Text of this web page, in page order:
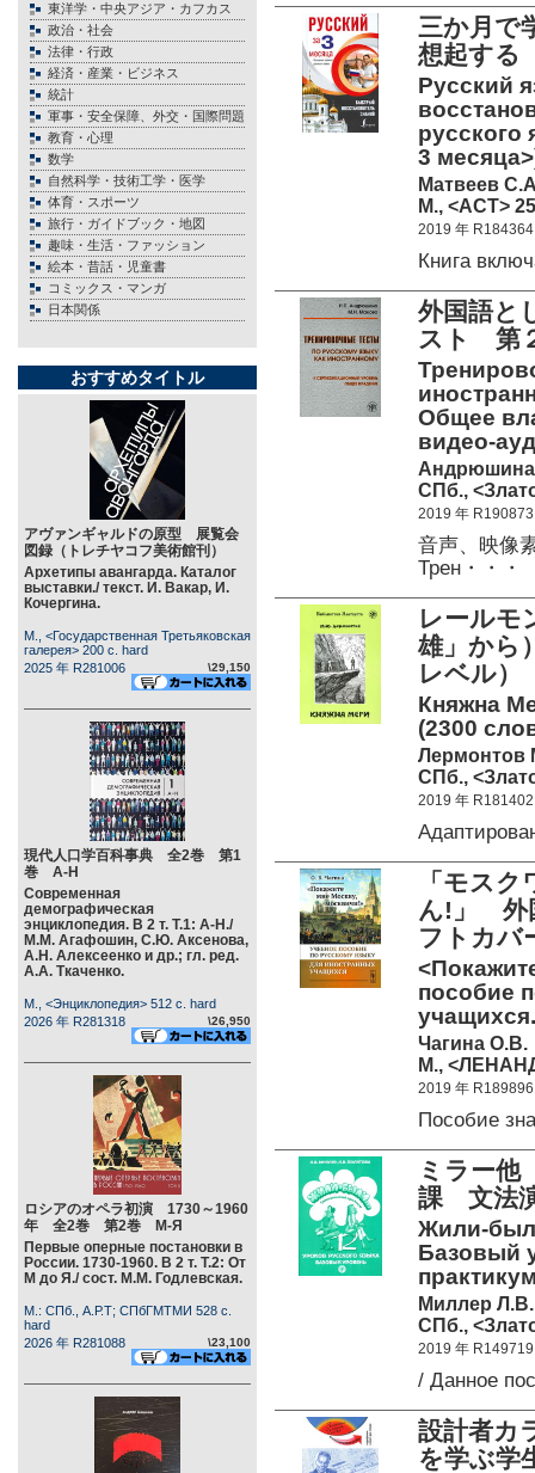
東洋学・中央アジア・カフカス
政治・社会
法律・行政
経済・産業・ビジネス
統計
軍事・安全保障、外交・国際問題
教育・心理
数学
自然科学・技術工学・医学
体育・スポーツ
旅行・ガイドブック・地図
趣味・生活・ファッション
絵本・昔話・児童書
コミックス・マンガ
日本関係
おすすめタイトル
アヴァンギャルドの原型 展覧会
図録（トレチヤコフ美術館刊）
Архетипы авангарда. Каталог
выставки./ текст. И. Вакар, И.
Кочергина.
М., <Государственная Третьяковская
галерея> 200 c. hard
2025 年 R281006
\29,150
現代人口学百科事典 全2巻 第1
巻 А-Н
Современная
демографическая
энциклопедия. В 2 т. Т.1: А-Н./
М.М. Агафошин, С.Ю. Аксенова,
А.Н. Алексеенко и др.; гл. ред.
А.А. Ткаченко.
М., <Энциклопедия> 512 c. hard
2026 年 R281318
\26,950
ロシアのオペラ初演 1730～1960
年 全2巻 第2巻 М-Я
Первые оперные постановки в
России. 1730-1960. В 2 т. Т.2: От
М до Я./ сост. М.М. Годлевская.
М.: СПб., А.Р.Т; СПбГМТМИ 528 c.
hard
2026 年 R281088
\23,100
三か月で
想起する
Русский
русского
3
Матвеев
М., <АСТ>
2019 年 R184364
Книга
外国語と
スト 第
Общее
видео-
СПб.,
2019 年 R190873
音声、映像
Трен・・・
レールモ
雄」から
レベル）
Княжна
(2300
СПб.,
2019 年 R181402
「モス
ん!」 外
フトカバ
пособие
Чагина О.В.
М.,
2019 年 R189896
Пособие
ミラー
課 文法
Жили-
Базовый
Миллер
СПб.,
2019 年 R149719
/ Данное
設計者カ
を学ぶ学